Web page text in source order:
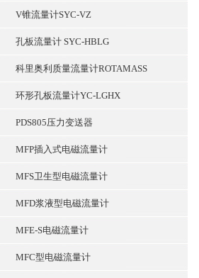
V锥流量计SYC-VZ
孔板流量计 SYC-HBLG
科里奥利质量流量计ROTAMASS
环形孔板流量计YC-LGHX
PDS805压力变送器
MFP插入式电磁流量计
MFS卫生型电磁流量计
MFD浆液型电磁流量计
MFE-S电磁流量计
MFC型电磁流量计